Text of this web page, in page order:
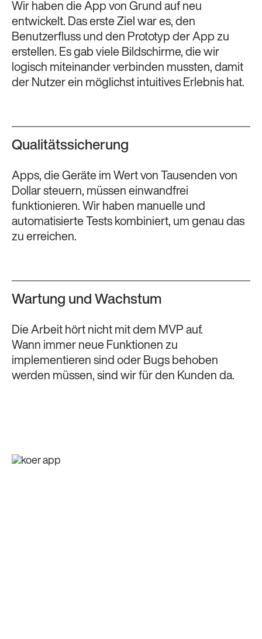
Wir haben die App von Grund auf neu
entwickelt. Das erste Ziel war es, den
Benutzerfluss und den Prototyp der App zu
erstellen. Es gab viele Bildschirme, die wir
logisch miteinander verbinden mussten, damit
der Nutzer ein möglichst intuitives Erlebnis hat.
Qualitätssicherung
Apps, die Geräte im Wert von Tausenden von
Dollar steuern, müssen einwandfrei
funktionieren. Wir haben manuelle und
automatisierte Tests kombiniert, um genau das
zu erreichen.
Wartung und Wachstum
Die Arbeit hört nicht mit dem MVP auf.
Wann immer neue Funktionen zu
implementieren sind oder Bugs behoben
werden müssen, sind wir für den Kunden da.